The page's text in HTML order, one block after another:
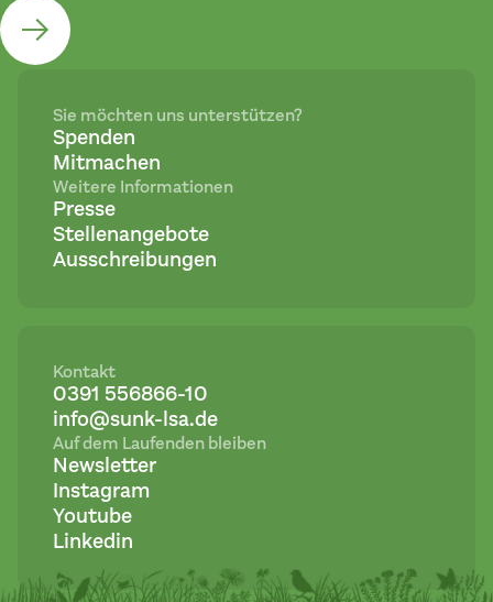
Sie möchten uns unterstützen?
Spenden
Mitmachen
Weitere Informationen
Presse
Stellenangebote
Ausschreibungen
Kontakt
0391 556866-10
info@sunk-lsa.de
Auf dem Laufenden bleiben
Newsletter
Instagram
Youtube
Linkedin